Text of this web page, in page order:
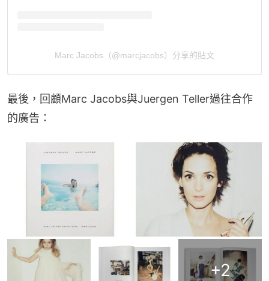
Marc Jacobs（@marcjacobs）分享的貼文
最後，回顧Marc Jacobs與Juergen Teller過往合作
的廣告：
+2